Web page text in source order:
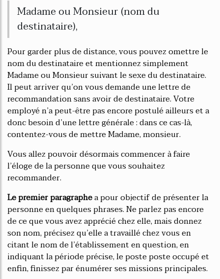
Madame ou Monsieur (nom du
destinataire),
Pour garder plus de distance, vous pouvez omettre le
nom du destinataire et mentionnez simplement
Madame ou Monsieur suivant le sexe du destinataire.
Il peut arriver qu’on vous demande une lettre de
recommandation sans avoir de destinataire. Votre
employé n’a peut-être pas encore postulé ailleurs et a
donc besoin d’une lettre générale : dans ce cas-là,
contentez-vous de mettre Madame, monsieur.
Vous allez pouvoir désormais commencer à faire
l’éloge de la personne que vous souhaitez
recommander.
Le premier paragraphea pour objectif de présenter la
personne en quelques phrases. Ne parlez pas encore
de ce que vous avez apprécié chez elle, mais donnez
son nom, précisez qu’elle a travaillé chez vous en
citant le nom de l’établissement en question, en
indiquant la période précise, le poste poste occupé et
enfin, finissez par énumérer ses missions principales.